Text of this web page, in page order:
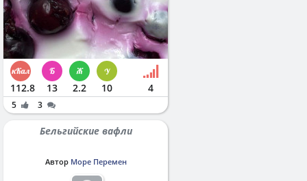
112.8 13 2.2 10 4
5 3
Бельгийские вафли
Автор Море Перемен